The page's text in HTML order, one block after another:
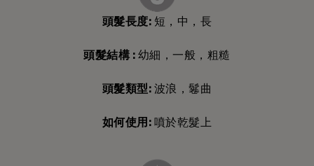
頭髮長度: 短，中，長
頭髮結構 :幼細，一般，粗糙
頭髮類型:波浪，鬈曲
如何使用:噴於乾髮上